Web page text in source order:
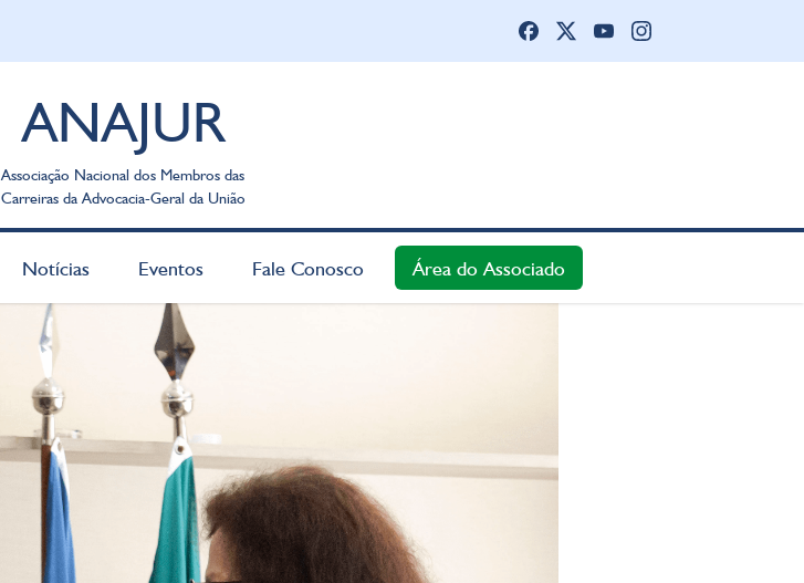
ANAJUR
Associação Nacional dos Membros das
Carreiras da Advocacia-Geral da União
Notícias Eventos Fale Conosco Área do Associado